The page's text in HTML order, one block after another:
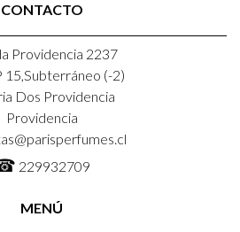
CONTACTO
Providencia 2237
15,Subterráneo (-2)
Dos Providencia
Providencia
229932709
MENÚ